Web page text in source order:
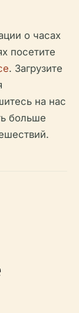
о часах
посетите
. Загрузите
на нас
больше